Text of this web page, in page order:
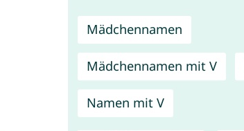
Mädchennamen
Mädchennamen mit V
Namen mit V